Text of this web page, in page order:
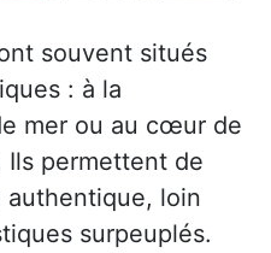
souvent situés
: à la
mer ou au cœur de
permettent de
loin
surpeuplés.